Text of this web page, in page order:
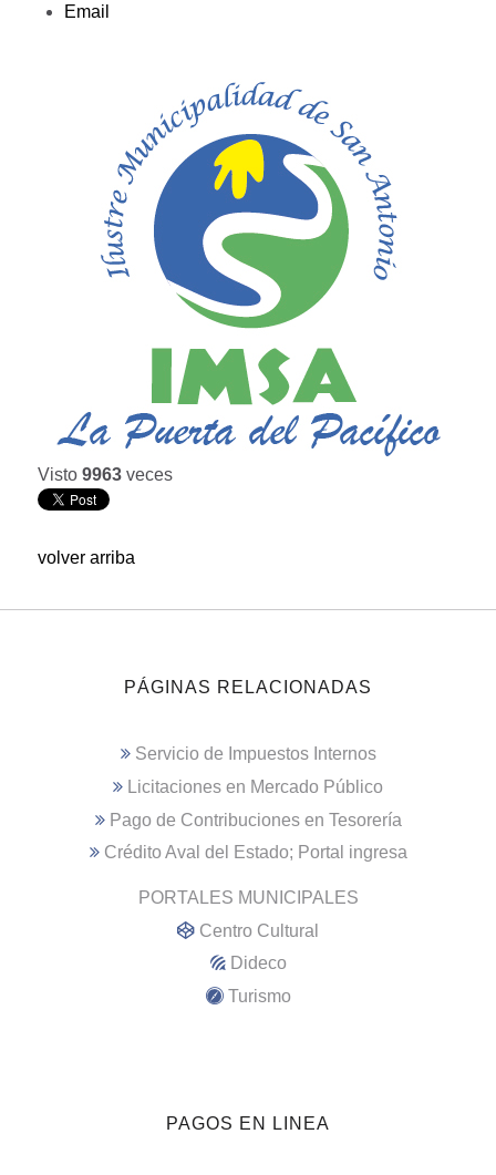
Email
Visto 9963 veces
volver arriba
PÁGINAS RELACIONADAS
Servicio de Impuestos Internos
Licitaciones en Mercado Público
Pago de Contribuciones en Tesorería
Crédito Aval del Estado; Portal ingresa
PORTALES MUNICIPALES
Centro Cultural
Dideco
Turismo
PAGOS EN LINEA